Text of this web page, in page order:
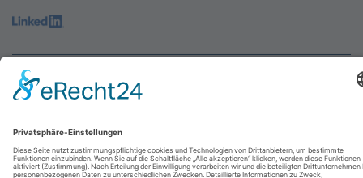
© 2026abresa GmbH| Designed byUNIKAT